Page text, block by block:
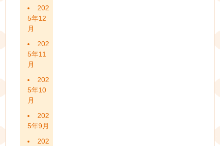
202
5年12
月
202
5年11
月
202
5年10
月
202
5年9月
202